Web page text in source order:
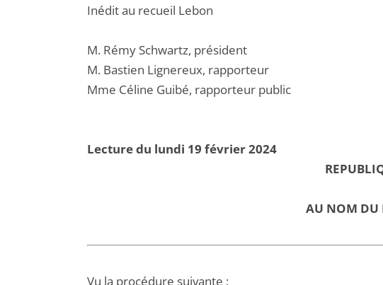
Inédit au recueil Lebon
M. Rémy Schwartz, président
M. Bastien Lignereux, rapporteur
Mme Céline Guibé, rapporteur public
Lecture du lundi 19 février 2024
AU NOM DU
Vu la procédure suivante :